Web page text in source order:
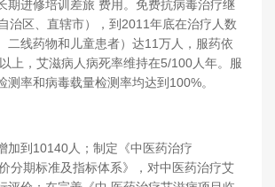
期进修培训差旅 费用。免费抗病毒治疗继
治区、直辖市），到2011年底在治疗人数
二线药物和儿童患者）达11万人，服药依
上，艾滋病人病死率维持在5/100人年。服
测率和病毒载量检测率均达到100%。
加到10140人；制定《中医药治疗
分期标准及指标体系》，对中医药治疗艾